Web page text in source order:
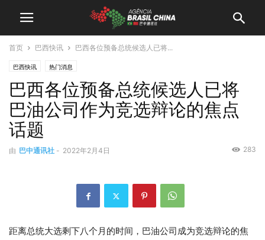
首页 巴西快讯 巴西各位预备总统候选人已将...
巴西快讯 热门消息
巴西各位预备总统候选人已将
巴油公司作为竞选辩论的焦点
话题
由 巴中通讯社 - 2022年2月4日 283
距离总统大选剩下八个月的时间，巴油公司成为竞选辩论的焦